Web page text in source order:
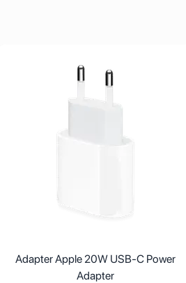
Case (USB-C)
Pogledaj detalje Adapter Apple 20W
Adapter Apple 20W USB-C Power
Adapter